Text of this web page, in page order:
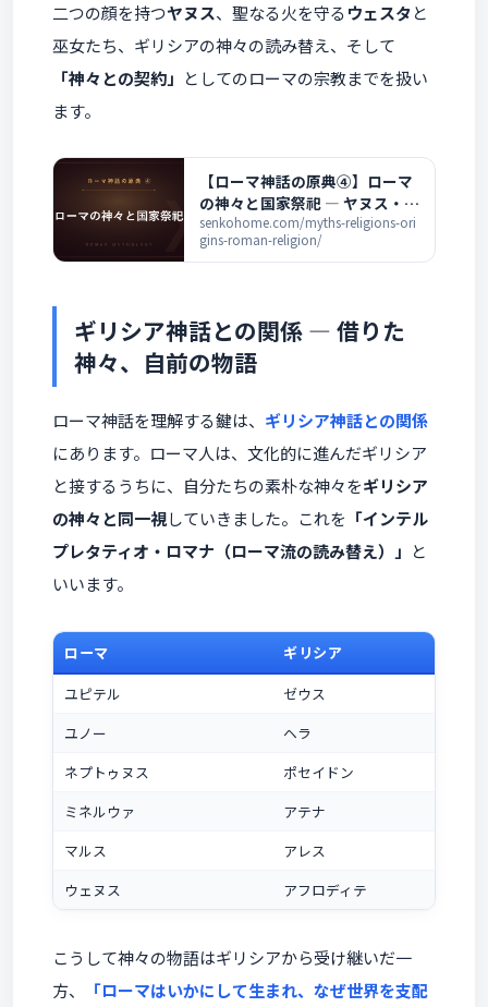
二つの顔を持つヤヌス、聖なる火を守るウェスタと
巫女たち、ギリシアの神々の読み替え、そして
「神々との契約」 としてのローマの宗教までを扱い
ます。
【ローマ神話の原典④】ローマ
の神々と国家祭祀 ― ヤヌス・ウ
ェスタと神官を解説
senkohome.com/myths-religions-ori
gins-roman-religion/
ギリシア神話との関係 ― 借りた
神々、自前の物語
ローマ神話を理解する鍵は、 ギリシア神話との関係
にあります。ローマ人は、文化的に進んだギリシア
と接するうちに、自分たちの素朴な神々をギリシア
の神々と同一視していきました。これを 「インテル
プレタティオ・ロマナ（ローマ流の読み替え）」 と
いいます。
ローマ
ギリシア
ユピテル
ゼウス
ユノー
ヘラ
ネプトゥヌス
ポセイドン
ミネルウァ
アテナ
マルス
アレス
ウェヌス
アフロディテ
こうして神々の物語はギリシアから受け継いだ一
方、
「ローマはいかにして生まれ、なぜ世界を支配